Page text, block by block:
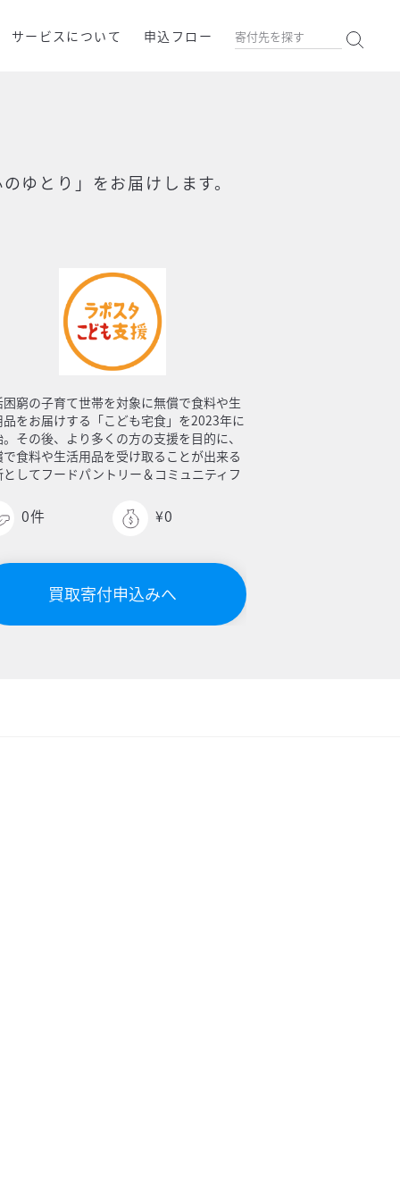
サービスについて 申込フロー
ゆとり」をお届けします。
困窮の子育て世帯を対象に無償で食料や生
品をお届けする「こども宅食」を2023年に
その後、より多くの方の支援を目的に、
で食料や生活用品を受け取ることが出来る
としてフードパントリー＆コミュニティフ
0件 ¥0
買取寄付申込みへ